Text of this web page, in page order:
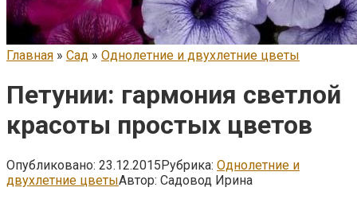
Главная » Сад » Однолетние и двухлетние цветы
Петунии: гармония светлой
красоты простых цветов
Опубликовано: 23.12.2015Рубрика: Однолетние и
двухлетние цветыАвтор: Садовод Ирина